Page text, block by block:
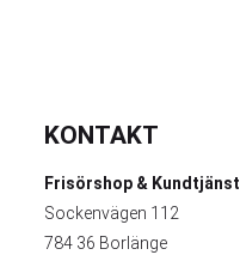
KONTAKT
Frisörshop & Kundtjänst
Sockenvägen 112
784 36 Borlänge